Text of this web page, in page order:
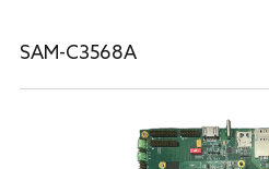
SAM-C3568A